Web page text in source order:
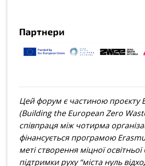
Партнери
Цей форум є частиною проєкту
(Building the European Zero
співпраця між чотирма
фінансується програмою
меті створення міцної
підтримки руху “міста нуль